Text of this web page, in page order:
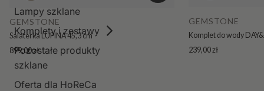
Lampy szklane
Komplety i zestawy
Pozostałe produkty
szklane
Oferta dla HoReCa
GEMSTONE
Salaterka LUPINA 45,3 cm
899,00 zł
GEMSTONE
Komplet do wody
239,00 zł